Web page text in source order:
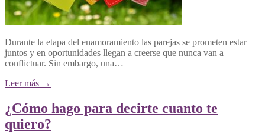
Durante la etapa del enamoramiento las parejas se prometen estar
juntos y en oportunidades llegan a creerse que nunca van a
conflictuar. Sin embargo, una…
Leer más →
¿Cómo hago para decirte cuanto te
quiero?